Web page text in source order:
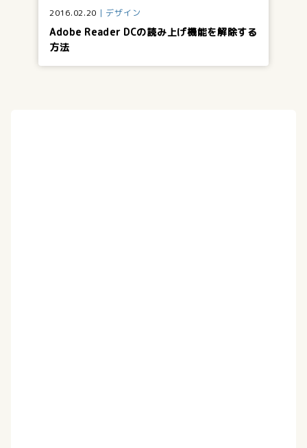
2016.02.20 デザイン
Adobe Reader DCの読み上げ機能を解除する
方法